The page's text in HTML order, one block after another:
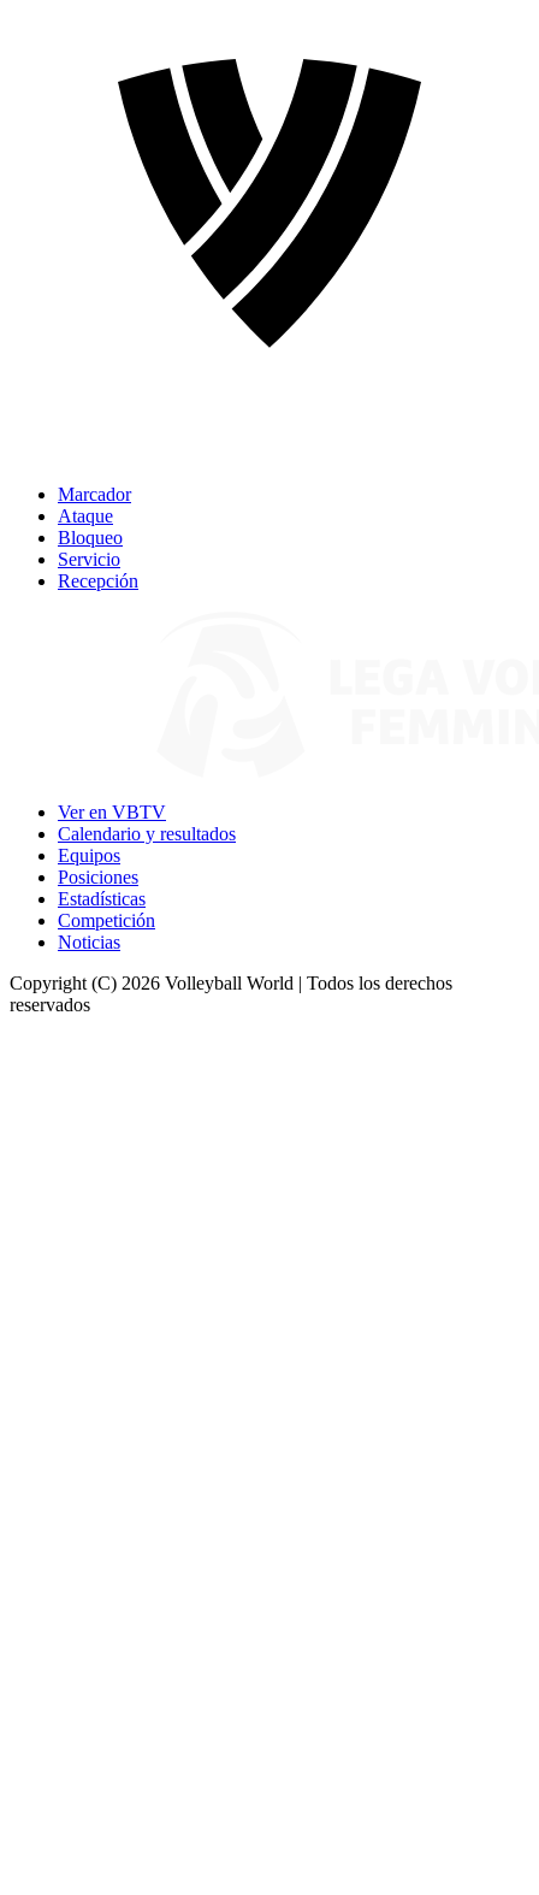
Marcador
Ataque
Bloqueo
Servicio
Recepción
Ver en VBTV
Calendario y resultados
Equipos
Posiciones
Estadísticas
Competición
Noticias
Copyright (C) 2026 Volleyball World | Todos los derechos
reservados